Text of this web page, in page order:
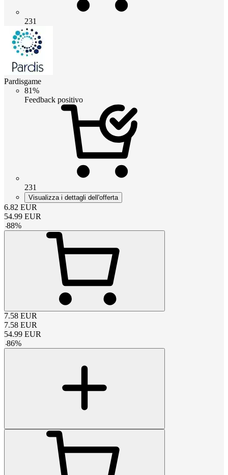
231
Pardisgame
81%
Feedback positivo
231
Visualizza i dettagli dell'offerta
6.82 EUR
54.99 EUR
-88%
7.58 EUR
7.58 EUR
54.99 EUR
-86%